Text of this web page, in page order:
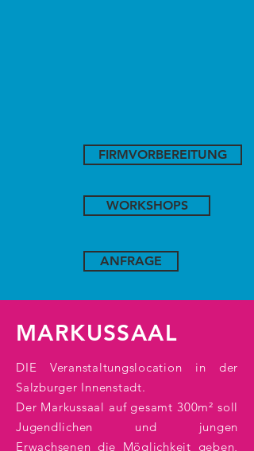
FIRMVORBEREITUNG
WORKSHOPS
ANFRAGE
MARKUSSAAL
DIE Veranstaltungslocation in der
Salzburger Innenstadt.
Der Markussaal auf gesamt 300m² soll
Jugendlichen und
jungen
Erwachsenen die Möglichkeit geben,